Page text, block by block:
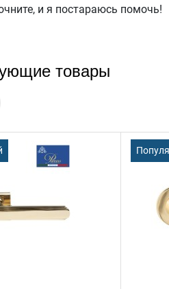
и я постараюсь помочь!
товары